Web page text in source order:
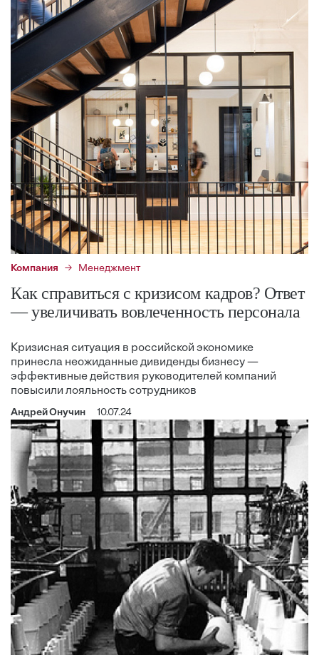
Компания Менеджмент
Как справиться с кризисом кадров? Ответ
— увеличивать вовлеченность персонала
Кризисная ситуация в российской экономике
принесла неожиданные дивиденды бизнесу —
эффективные действия руководителей компаний
повысили лояльность сотрудников
Андрей Онучин 10.07.24